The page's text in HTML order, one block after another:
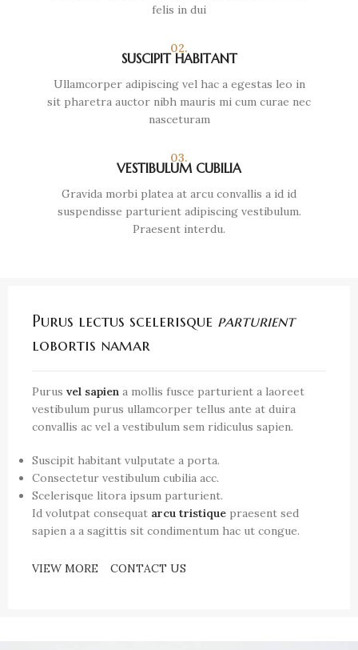
felis in dui
02.
SUSCIPIT HABITANT
Ullamcorper adipiscing vel hac a egestas leo in
sit pharetra auctor nibh mauris mi cum curae nec
nasceturam
03.
VESTIBULUM CUBILIA
Gravida morbi platea at arcu convallis a id id
suspendisse parturient adipiscing vestibulum.
Praesent interdu.
Purus lectus scelerisque parturient
lobortis namar
Purus vel sapien a mollis fusce parturient a laoreet
vestibulum purus ullamcorper tellus ante at duira
convallis ac vel a vestibulum sem ridiculus sapien.
Suscipit habitant vulputate a porta.
Consectetur vestibulum cubilia acc.
Scelerisque litora ipsum parturient.
Id volutpat consequat arcu tristique praesent sed
sapien a a sagittis sit condimentum hac ut congue.
VIEW MORE CONTACT US